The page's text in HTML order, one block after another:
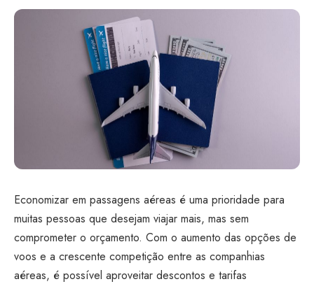
Economizar em passagens aéreas é uma prioridade para
muitas pessoas que desejam viajar mais, mas sem
comprometer o orçamento. Com o aumento das opções de
voos e a crescente competição entre as companhias
aéreas, é possível aproveitar descontos e tarifas